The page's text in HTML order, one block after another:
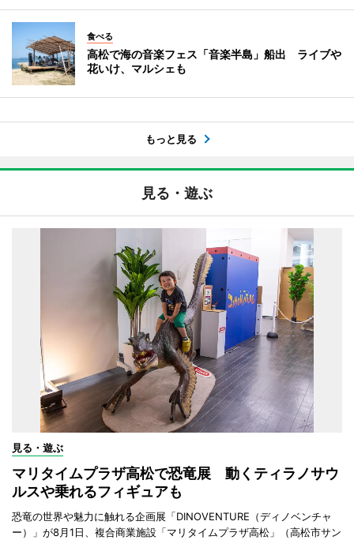
食べる
高松で海の音楽フェス「音楽半島」船出 ライブや
花いけ、マルシェも
もっと見る
見る・遊ぶ
見る・遊ぶ
マリタイムプラザ高松で恐竜展 動くティラノサウ
ルスや乗れるフィギュアも
恐竜の世界や魅力に触れる企画展「DINOVENTURE（ディノベンチャ
ー）」が8月1日、複合商業施設「マリタイムプラザ高松」（高松市サン